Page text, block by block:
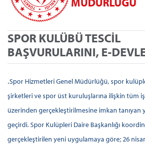
SPOR KULÜBÜ TESCİL
BAŞVURULARINI, E-
.Spor Hizmetleri Genel Müdürlüğü, spor
şirketleri ve spor üst kuruluşlarına ilişkin tüm
üzerinden gerçekleştirilmesine imkan tanıyan
geçirdi. Spor Kulüpleri Daire Başkanlığı
gerçekleştirilen yeni uygulamaya göre; 26
Genç Bilgi
Sistemi
Spor Bilgi
Sistemi
Kredi/Yurt E-
Ödeme